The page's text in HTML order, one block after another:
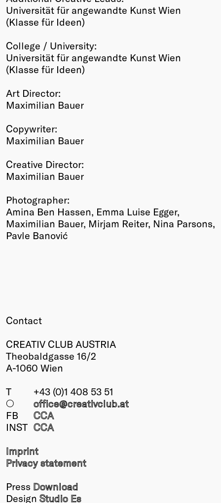
Universität für angewandte Kunst Wien
(Klasse für Ideen)
College / University:
Universität für angewandte Kunst Wien
(Klasse für Ideen)
Art Director:
Maximilian Bauer
Copywriter:
Maximilian Bauer
Creative Director:
Maximilian Bauer
Photographer:
Amina Ben Hassen, Emma Luise Egger,
Maximilian Bauer, Mirjam Reiter, Nina Parsons,
Pavle Banović
Contact
CREATIV CLUB AUSTRIA
Theobaldgasse 16/2
A-1060 Wien
T
+43 (0)1 408 53 51
○
office@creativclub.at
FB
CCA
INST CCA
Imprint
Privacy statement
Press Download
Design Studio Es